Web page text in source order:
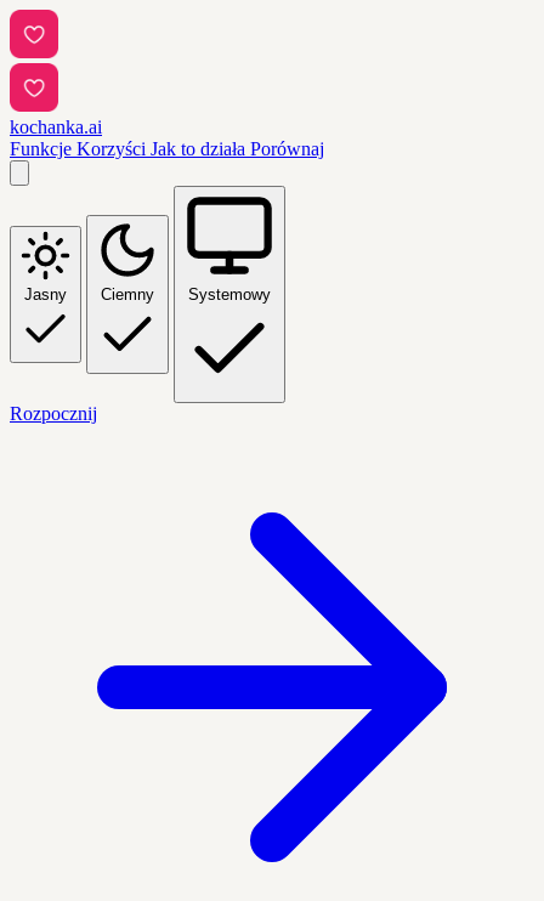
kochanka.ai
Funkcje Korzyści Jak to działa Porównaj
Jasny Ciemny Systemowy
Rozpocznij